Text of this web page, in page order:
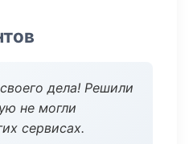
дела! Решили
не могли
сервисах.